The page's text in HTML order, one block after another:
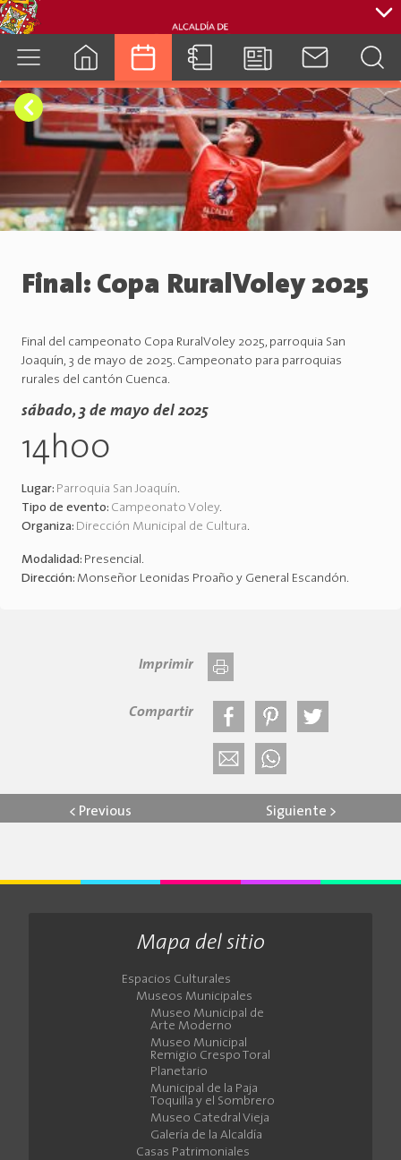
cuenca.gob.ec
Final: Copa RuralVoley 2025
Final del campeonato Copa RuralVoley 2025, parroquia San
Joaquín, 3 de mayo de 2025. Campeonato para parroquias
rurales del cantón Cuenca.
sábado, 3 de mayo del 2025
14h00
Lugar: Parroquia San Joaquín.
Tipo de evento: Campeonato Voley.
Organiza: Dirección Municipal de Cultura.
Modalidad: Presencial.
Dirección: Monseñor Leonidas Proaño y General Escandón.
Imprimir
Compartir
< Previous Siguiente >
Mapa del sitio
Espacios Culturales
Museos Municipales
Museo Municipal de
Arte Moderno
Museo Municipal
Remigio Crespo Toral
Planetario
Municipal de la Paja
Toquilla y el Sombrero
Museo Catedral Vieja
Galería de la Alcaldía
Casas Patrimoniales